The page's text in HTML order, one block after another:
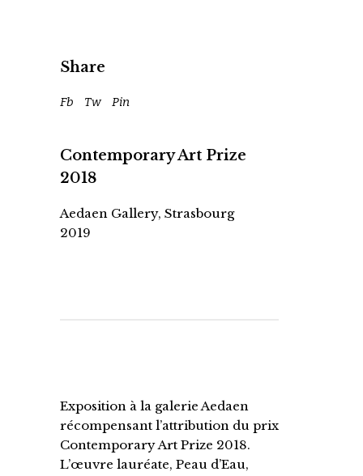
Contemporary Art Prize
2018
Aedaen Gallery, Strasbourg
2019
Exposition à la galerie Aedaen
récompensant l’attribution du prix
Contemporary Art Prize 2018.
L’œuvre lauréate, Peau d’Eau,
Share
Fb Tw Pin